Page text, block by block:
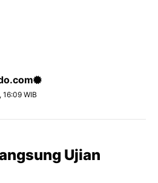
16:09 WIB
Ujian